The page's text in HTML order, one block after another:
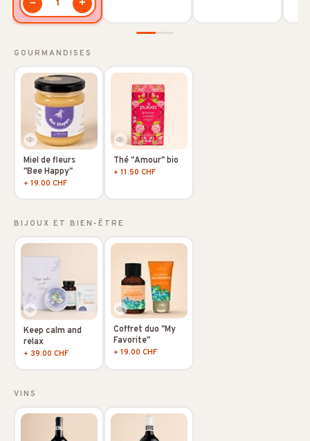
− 1 +
GOURMANDISES
Miel de fleurs
"Bee Happy"
+ 19.00 CHF
Thé "Amour" bio
+ 11.50 CHF
BIJOUX ET BIEN-ÊTRE
Keep calm and
relax
+ 39.00 CHF
Coffret duo "My
Favorite"
+ 19.00 CHF
VINS